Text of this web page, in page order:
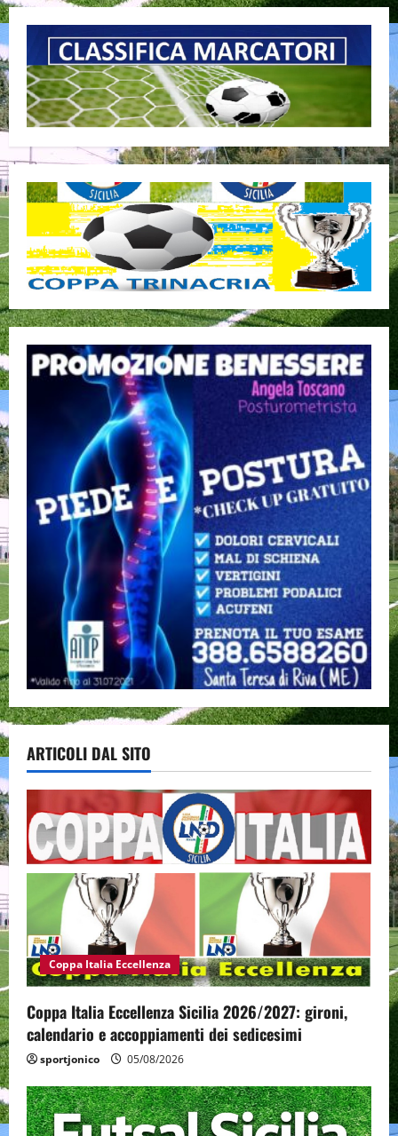
ARTICOLI DAL SITO
Coppa Italia Eccellenza
Coppa Italia Eccellenza Sicilia 2026/2027: gironi,
calendario e accoppiamenti dei sedicesimi
sportjonico 05/08/2026